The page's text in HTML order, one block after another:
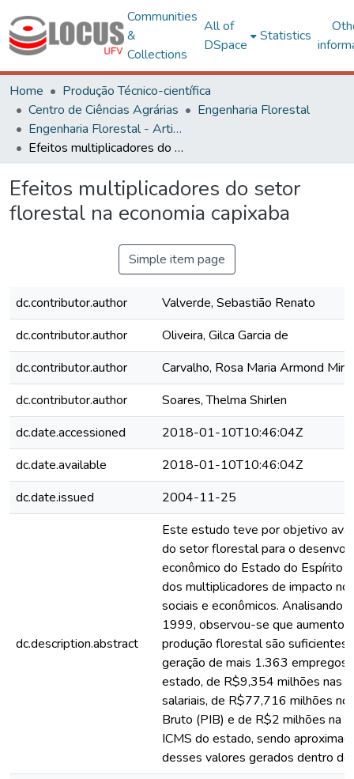
Communities
&
Collections
All of
DSpace
Statistics
Home
Produção Técnico-científica
Centro de Ciências Agrárias
Engenharia Florestal
Engenharia Florestal - Artigos
Efeitos multiplicadores do setor florestal na economia capixaba
Efeitos multiplicadores do setor
florestal na economia capixaba
Simple item page
dc.contributor.author
Valverde, Sebastião Renato
dc.contributor.author
Oliveira, Gilca Garcia de
dc.contributor.author
Carvalho, Rosa Maria Armond
dc.contributor.author
Soares, Thelma Shirlen
dc.date.accessioned
2018-01-10T10:46:04Z
dc.date.available
2018-01-10T10:46:04Z
dc.date.issued
2004-11-25
dc.description.abstract
Este estudo teve por objetivo
do setor florestal para o
econômico do Estado do Espírito
dos multiplicadores de impacto
sociais e econômicos. Analisando
1999, observou-se que
produção florestal são suficientes
geração de mais 1.363 empregos
estado, de R$9,354 milhões nas
salariais, de R$77,716 milhões
Bruto (PIB) e de R$2 milhões na
ICMS do estado, sendo
desses valores gerados dentro